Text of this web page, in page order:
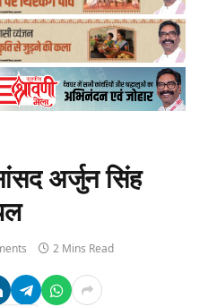
अर्जुन सिंह
2 Mins Read